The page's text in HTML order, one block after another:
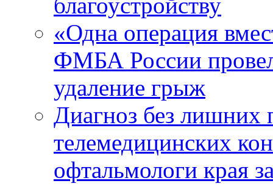
благоустройству
«Одна операция
ФМБА России
удаление грыж
Диагноз без лишних
телемедицинских
офтальмологи края